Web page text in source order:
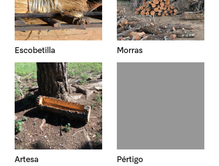
Escobetilla Morras
Artesa Pértigo